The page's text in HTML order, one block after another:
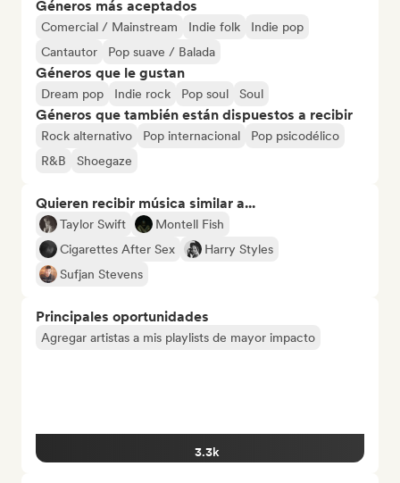
Géneros más aceptados
Comercial / Mainstream Indie folk
Indie pop
Cantautor
Pop suave / Balada
Géneros que le gustan
Dream pop Indie rock Pop soul Soul
Géneros que también están dispuestos a recibir
Rock alternativo Pop internacional
Pop psicodélico
R&B
Shoegaze
Quieren recibir música similar a...
Taylor Swift
Montell Fish
Cigarettes After Sex
Harry Styles
Sufjan Stevens
Principales oportunidades
Agregar artistas a mis playlists de mayor impacto
3.3k